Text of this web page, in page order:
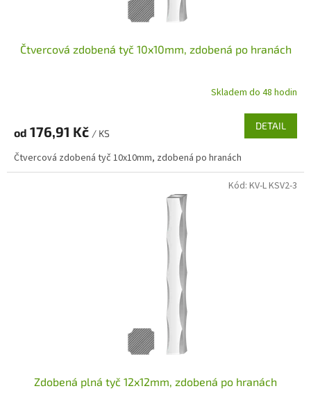
Čtvercová zdobená tyč 10x10mm, zdobená po hranách
Skladem do 48 hodin
od 176,91 Kč / KS
DETAIL
Čtvercová zdobená tyč 10x10mm, zdobená po hranách
Zdobená plná tyč 12x12mm, zdobená po hranách
Kód: KV-L KSV2-3